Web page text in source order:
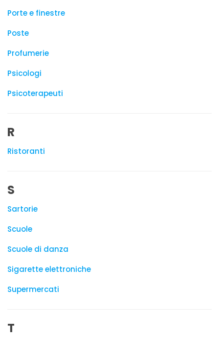
Porte e finestre
Poste
Profumerie
Psicologi
Psicoterapeuti
R
Ristoranti
S
Sartorie
Scuole
Scuole di danza
Sigarette elettroniche
Supermercati
T